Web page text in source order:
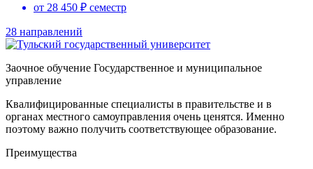
от 28 450 ₽ семестр
28 направлений
Заочное обучение Государственное и муниципальное
управление
Квалифицированные специалисты в правительстве и в
органах местного самоуправления очень ценятся. Именно
поэтому важно получить соответствующее образование.
Преимущества